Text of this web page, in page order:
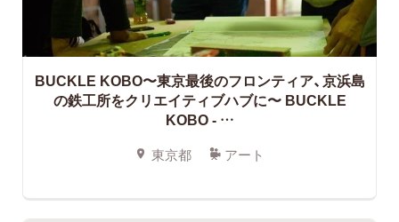
BUCKLE KOBO〜東京最後のフロンティア、京浜島
の鉄工所をクリエイティブハブに〜 BUCKLE
KOBO - …
東京都 アート